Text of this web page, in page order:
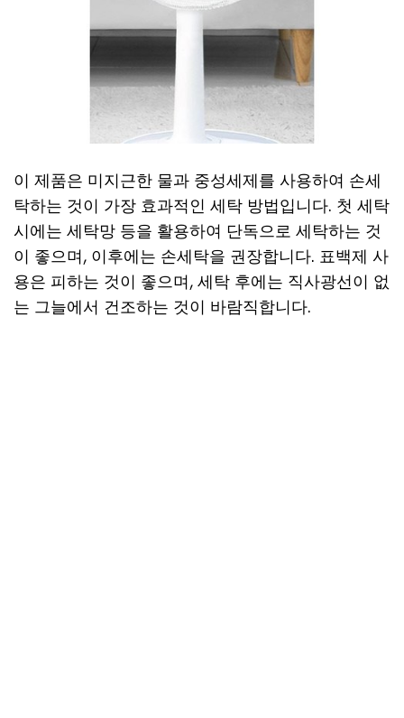
이 제품은 미지근한 물과 중성세제를 사용하여 손세
탁하는 것이 가장 효과적인 세탁 방법입니다. 첫 세탁
시에는 세탁망 등을 활용하여 단독으로 세탁하는 것
이 좋으며, 이후에는 손세탁을 권장합니다. 표백제 사
용은 피하는 것이 좋으며, 세탁 후에는 직사광선이 없
는 그늘에서 건조하는 것이 바람직합니다.